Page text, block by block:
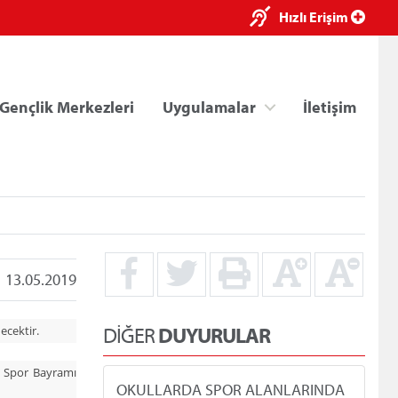
Hızlı Erişim
Merkezleri Uygulamalar İletişim
13.05.2019
Bayramı
DİĞERDUYURULAR
OKULLARDA SPOR ALANLARINDA
×